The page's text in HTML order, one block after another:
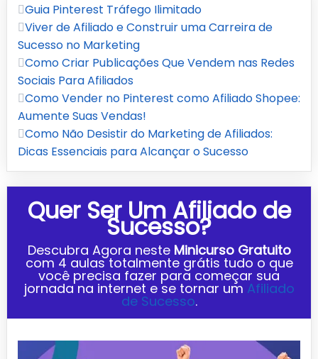
Guia Pinterest Tráfego Ilimitado
Viver de Afiliado e Construir uma Carreira de
Sucesso no Marketing
Como Criar Publicações Que Vendem nas Redes
Sociais Para Afiliados
Como Vender no Pinterest como Afiliado Shopee:
Aumente Suas Vendas!
Como Não Desistir do Marketing de Afiliados:
Dicas Essenciais para Alcançar o Sucesso
Quer Ser Um Afiliado de
Sucesso?
Descubra Agora neste Minicurso Gratuito
com 4 aulas totalmente grátis tudo o que
você precisa fazer para começar sua
jornada na internet e se tornar um Afiliado
de Sucesso.